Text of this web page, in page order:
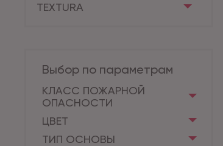
TEXTURA
Выбор по параметрам
КЛАСС ПОЖАРНОЙ
ОПАСНОСТИ
ЦВЕТ
ТИП ОСНОВЫ